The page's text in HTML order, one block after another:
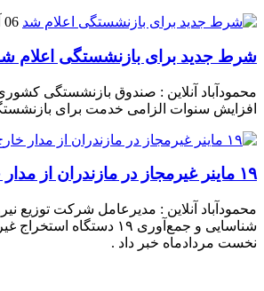
06 آگوست 2026
شرط جدید برای بازنشستگی اعلام
محمودآباد آنلاین : صندوق بازنشستگی
افزایش سنوات الزامی خدمت برای
۱۹ ماینر غیرمجاز در مازندران از مدار خارج شد
محمودآباد آنلاین : مدیرعامل شرکت توزیع
شناسایی و جمع‌آوری ۱۹
نخست مردادماه خبر داد .